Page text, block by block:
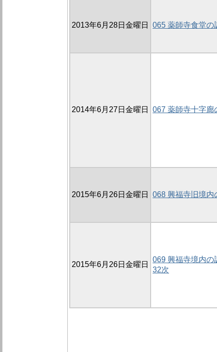
2013年6月28日金曜日 065 薬師寺食堂の
2014年6月27日金曜日 067 薬師寺十字廊
2015年6月26日金曜日 068 興福寺旧境内
2015年6月26日金曜日
069 興福寺境内の
32次